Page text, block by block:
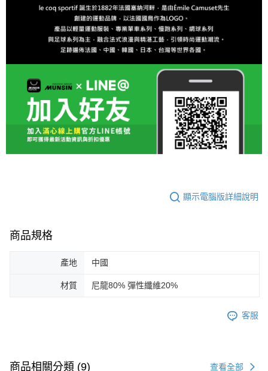
顯示電腦版詳細說明
商品規格
產地 中國
材質 尼龍80% 彈性纖維20%
客服
商品相關分類 (9) 查看全部